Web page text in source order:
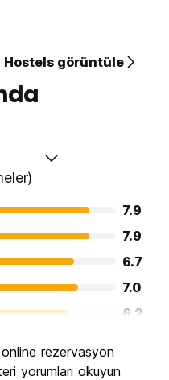
Hostels görüntüle
7.9
7.9
6.7
7.0
6.2
rezervasyon
yorumları okuyun